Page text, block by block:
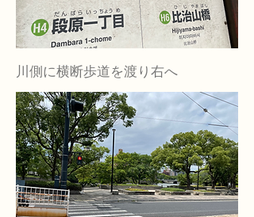
​川側に横断歩道を渡り右へ